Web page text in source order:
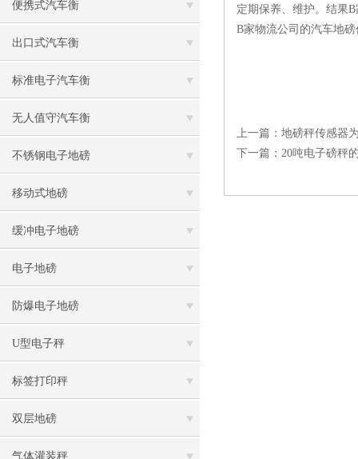
便携式汽车衡
出口式汽车衡
标准电子汽车衡
无人值守汽车衡
不锈钢电子地磅
移动式地磅
缓冲电子地磅
电子地磅
防爆电子地磅
U型电子秤
标签打印秤
双层地磅
气体灌装秤
定期保养、维护。结果
B家物流公司的汽车地
上一篇： 地磅秤传感器
下一篇： 20吨电子磅秤